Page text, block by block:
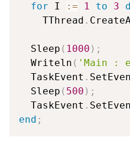
for I := 1 to 3
    TThread
.
  Sleep
( 1000 ) ;
  Writeln
( 'Main :
  TaskEvent
.
  Sleep
( 500 ) ;
  TaskEvent
.
end ;